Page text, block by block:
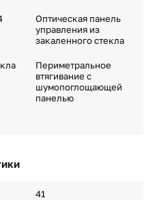
Оптическая панель
управления из
закаленного стекла
Периметральное
втягивание с
шумопоглощающей
панелью
41